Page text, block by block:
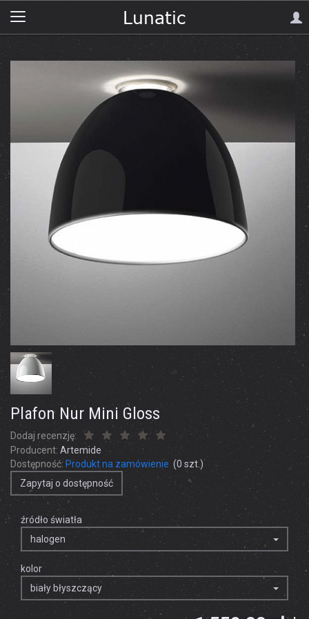
Plafon Nur Mini Gloss
Dodaj recenzję:
Producent: Artemide
Dostępność: Produkt na zamówienie (0 szt.)
Zapytaj o dostępność
źródło światła
halogen
kolor
biały błyszczący